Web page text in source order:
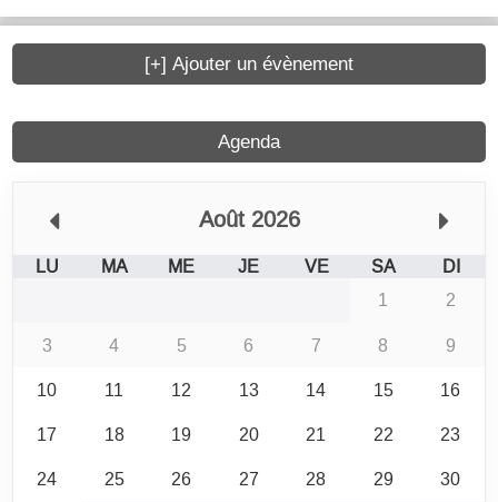
Agenda
Août 2026
LU MA ME JE VE SA
DI
1
2
3
4 5 6 7 8
9
10
11 12 13 14 15
16
17
18 19 20 21 22
23
24
25 26 27 28 29
30
[+] Ajouter un évènement